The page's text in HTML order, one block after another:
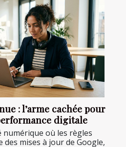
: l’arme cachée pour
digitale
numérique où les règles
mises à jour de Google,